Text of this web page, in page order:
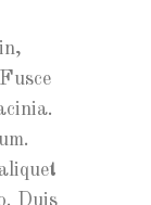
Duis